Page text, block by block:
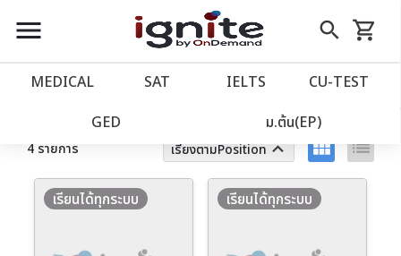
close
account_balance หน้าแรก
เว็บไซต์อิกไนท์
local_offer โปรโมชั่น
menu search
Skip
to
shopping_cart
รถเข็น
MEDICAL SAT IELTS CU‑TEST
GED ม.ต้น(EP)
ตัวกรอง ล้างทั้งหมด
4 รายการ เรียงตามPositionkeyboard_arrow_up view_module list
เรียนได้ทุกระบบ เรียนได้ทุกระบบ